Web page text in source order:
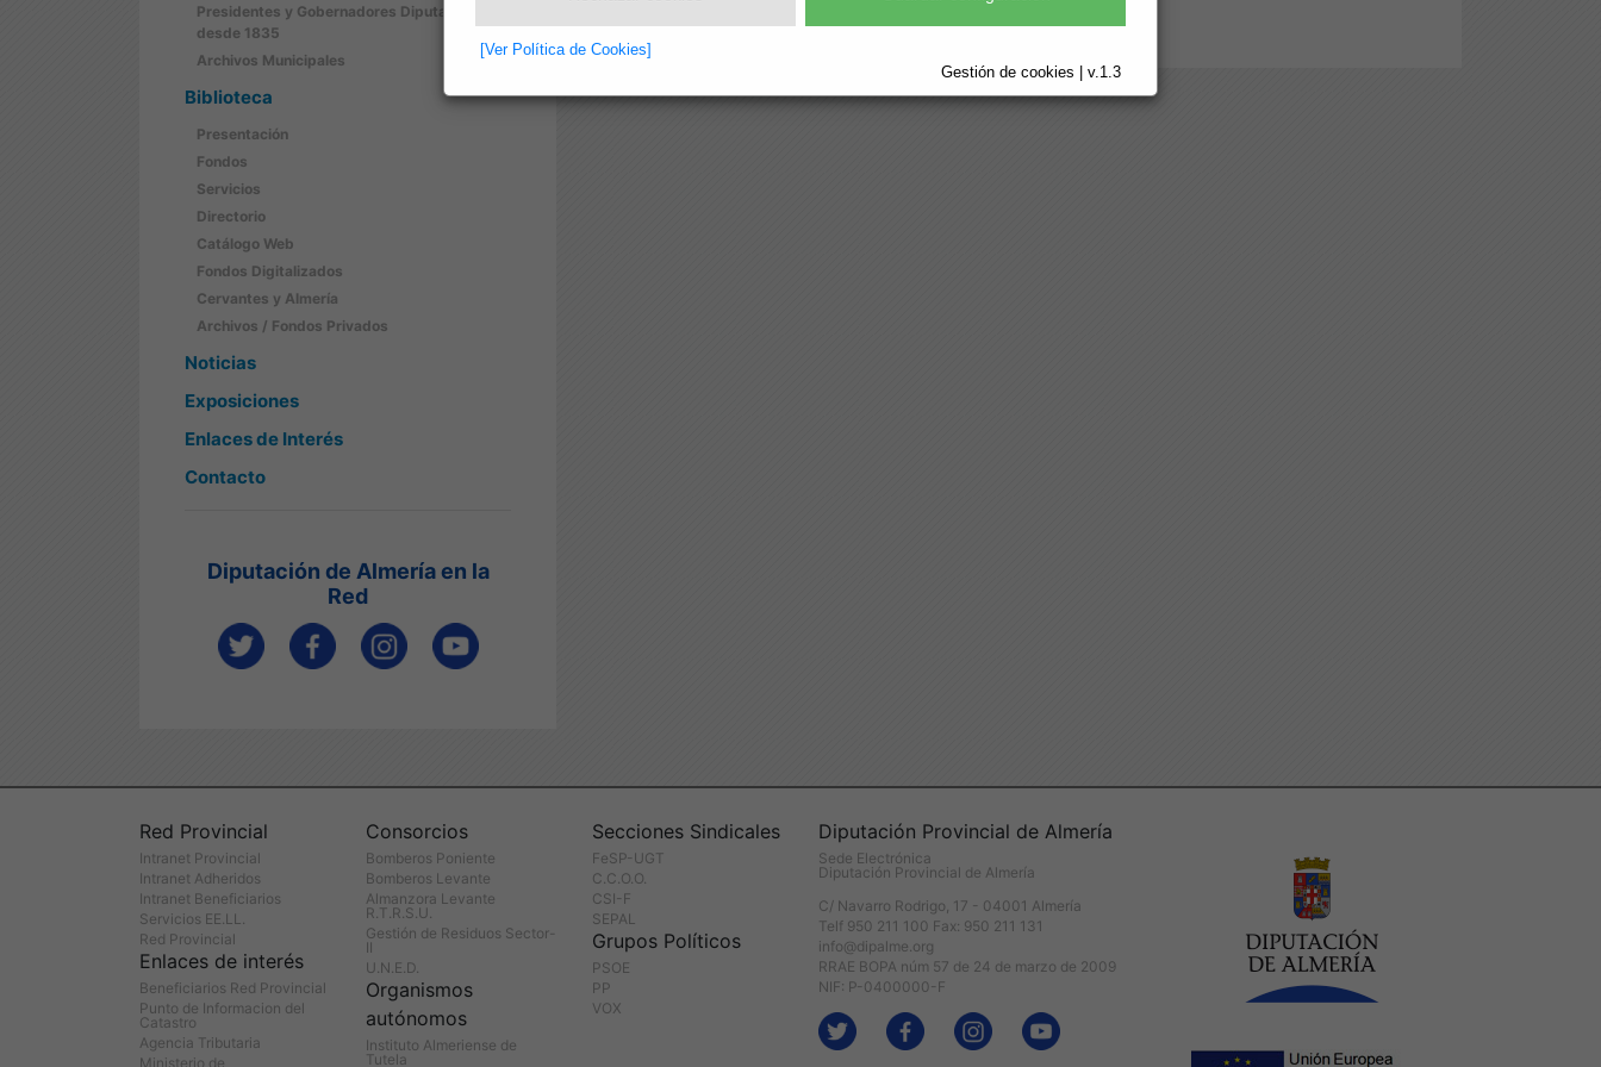
[Ver Política de Cookies]
Gestión de cookies | v.1.3
Presidentes y Gobernadores Diputación
desde 1835
Archivos Municipales
Biblioteca
Presentación
Fondos
Servicios
Directorio
Catálogo Web
Fondos Digitalizados
Cervantes y Almería
Archivos / Fondos Privados
Noticias
Exposiciones
Enlaces de Interés
Contacto
Diputación de Almería en la
Red
Red Provincial
Intranet Provincial
Intranet Adheridos
Intranet Beneficiarios
Servicios EE.LL.
Red Provincial
Enlaces de interés
Beneficiarios Red Provincial
Punto de Informacion del
Catastro
Agencia Tributaria
Ministerio de
Consorcios
Bomberos Poniente
Bomberos Levante
Almanzora Levante
R.T.R.S.U.
Gestión de Residuos Sector-
II
U.N.E.D.
Organismos
autónomos
Instituto Almeriense de
Tutela
Secciones Sindicales
FeSP-UGT
C.C.O.O.
CSI-F
SEPAL
Grupos Políticos
PSOE
PP
VOX
Diputación Provincial de Almería
Sede Electrónica
Diputación Provincial de Almería
C/ Navarro Rodrigo, 17 - 04001 Almería
Telf 950 211 100 Fax: 950 211 131
info@dipalme.org
RRAE BOPA núm 57 de 24 de marzo de 2009
NIF: P-0400000-F